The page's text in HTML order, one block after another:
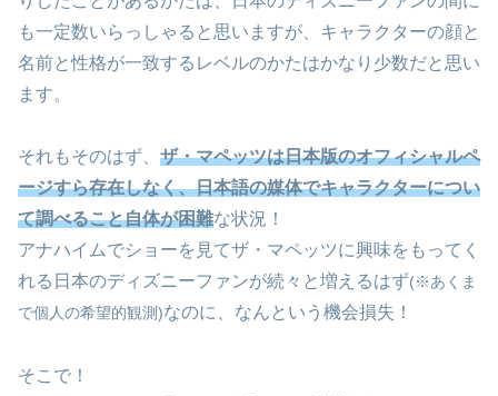
も一定数いらっしゃると思いますが、キャラクターの顔と
名前と性格が一致するレベルのかたはかなり少数だと思い
ます。
それもそのはず、 ザ・マペッツは日本版のオフィシャルペ
ージすら存在しなく、日本語の媒体でキャラクターについ
て調べること自体が困難な状況！
アナハイムでショーを見てザ・マペッツに興味をもってく
れる日本のディズニーファンが続々と増えるはず(※あくま
で個人の希望的観測)なのに、なんという機会損失！
そこで！